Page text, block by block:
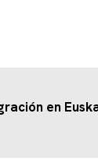
en